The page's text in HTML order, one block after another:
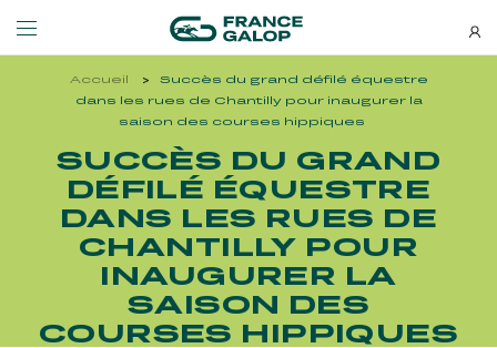
Événements et billetterie
LES ÉVÉNEMENTS
MEETING DE DEAUVILLE BARRIÈRE
MEETING DE DEAUVILLE BARRIÈRE
QATAR ARC TRIALS
QATAR ARC TRIALS
Découvrez-nous
DÉCOUVREZ-NOUS
QUI SOMMES-NOUS ?
QUI SOMMES-NOUS ?
NOS ENGAGEMENTS BIEN-ÊTRE ÉQUIN
NOS ENGAGEMENTS BIEN-ÊTRE ÉQUIN
NEWSLETTERS
Bons plans, nouveautés et
actus : ne ratez rien !
Accueil
Succès du grand défilé équestre
dans les rues de Chantilly pour inaugurer la
saison des courses hippiques
SUCCÈS DU GRAND
DÉFILÉ ÉQUESTRE
DANS LES RUES DE
CHANTILLY POUR
INAUGURER LA
SAISON DES
COURSES HIPPIQUES